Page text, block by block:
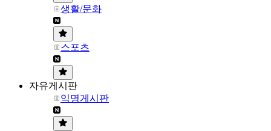
생활/문화
스포츠
자유게시판
익명게시판